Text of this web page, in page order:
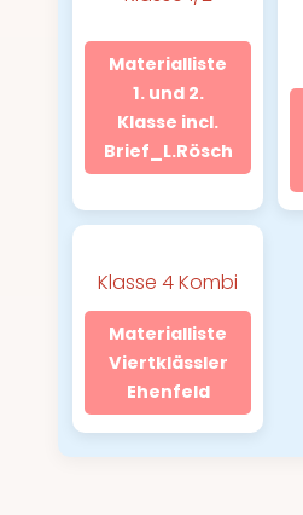
Materialliste
1. und 2.
Klasse incl.
Brief_L.Rösch
Klasse 4 Kombi
Materialliste
Viertklässler
Ehenfeld